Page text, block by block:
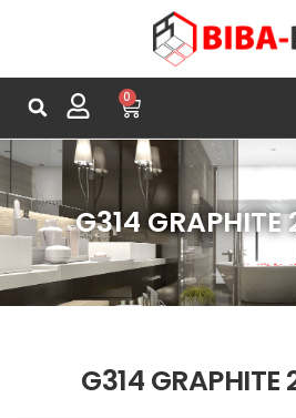
0
G314
G314